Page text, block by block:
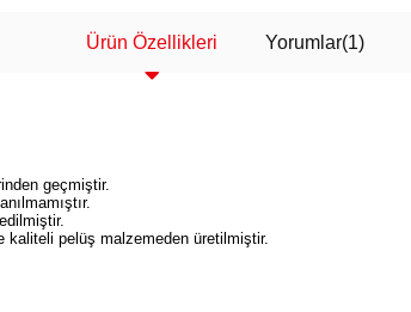
Ürün Özellikleri Yorumlar(1)
geçmiştir.
kaliteli pelüş malzemeden üretilmiştir.